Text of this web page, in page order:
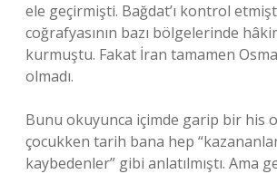
ele geçirmişti. Bağdat’ı kontrol
coğrafyasının bazı bölgelerinde
kurmuştu. Fakat İran tamamen
olmadı.
Bunu okuyunca içimde garip bir his
çocukken tarih bana hep
kaybedenler” gibi anlatılmıştı. Ama